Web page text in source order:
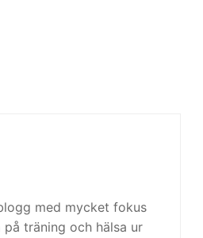
med mycket fokus
träning och hälsa ur